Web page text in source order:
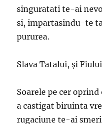
singuratati te-ai
si, impartasindu-te
pururea.
Slava Tatalui, şi
Soarele pe cer
a castigat biruinta
rugaciune te-ai